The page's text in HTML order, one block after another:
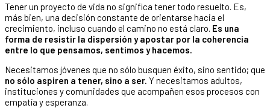
Tener un proyecto de vida no significa tener todo resuelto. Es,
más bien, una decisión constante de orientarse hacia el
crecimiento, incluso cuando el camino no está claro. Es una
forma de resistir la dispersión y apostar por la coherencia
entre lo que pensamos, sentimos y hacemos.
Necesitamos jóvenes que no sólo busquen éxito, sino sentido; que
no sólo aspiren a tener, sino a ser. Y necesitamos adultos,
instituciones y comunidades que acompañen esos procesos con
empatía y esperanza.